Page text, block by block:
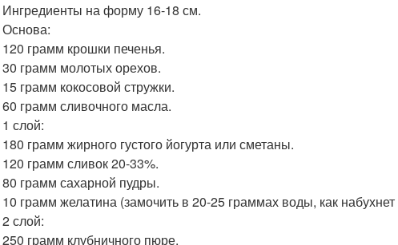
Ингредиенты на форму 16-18 см.
Основа:
120 грамм крошки печенья.
30 грамм молотых орехов.
15 грамм кокосовой стружки.
60 грамм сливочного масла.
1 слой:
180 грамм жирного густого йогурта или сметаны.
120 грамм сливок 20-33%.
80 грамм сахарной пудры.
10 грамм желатина (замочить в 20-25 граммах воды, как
2 слой:
250 грамм клубничного пюре.